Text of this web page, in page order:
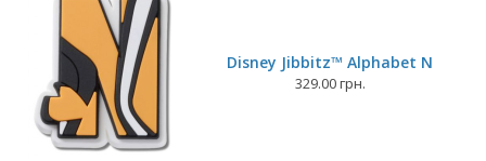
Disney Jibbitz™ Alphabet N
329.00 грн.